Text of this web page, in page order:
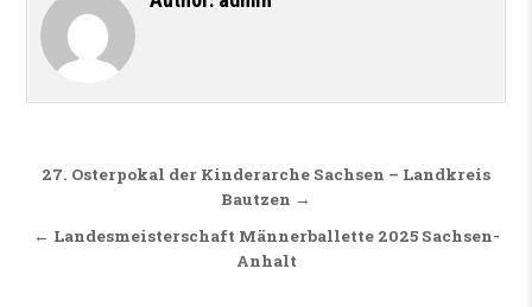
Beitragsnavigation
27. Osterpokal der Kinderarche Sachsen – Landkreis
Bautzen →
← Landesmeisterschaft Männerballette 2025 Sachsen-
Anhalt